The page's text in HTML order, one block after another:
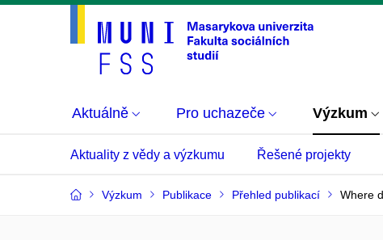
Aktuálně Pro uchazeče Výzkum
Aktuality z vědy a výzkumu Řešené projekty
Výzkum Publikace Přehled publikací Where